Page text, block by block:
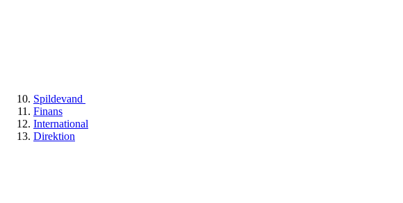
Spildevand
Finans
International
Direktion